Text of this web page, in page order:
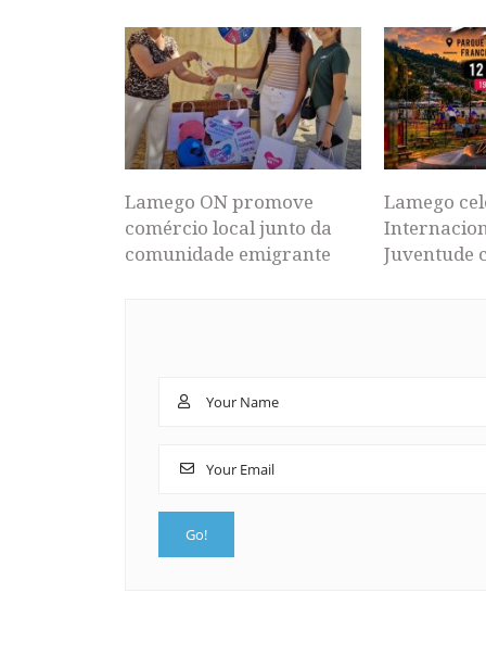
Lamego ON promove
comércio local junto da
comunidade emigrante
Lamego
Juventude